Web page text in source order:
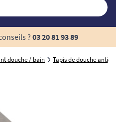
? 03 20 81 93 89
douche / bain Tapis de douche